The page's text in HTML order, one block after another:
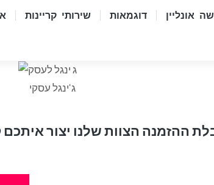
שירותי קריינות דוגמאות אונליין
ההזמנה הצוות שלנו יצור